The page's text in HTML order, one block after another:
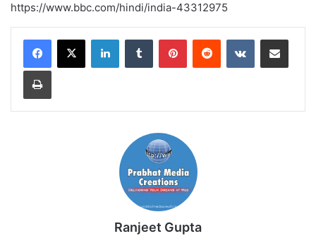
https://www.bbc.com/hindi/india-43312975
LinkedInTumblr PinterestReddit VKontakteShare via Email
Print
Ranjeet Gupta